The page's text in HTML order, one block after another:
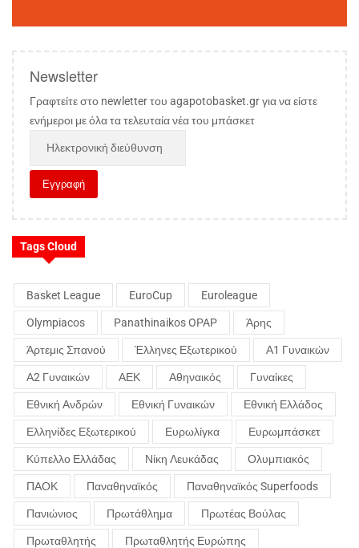
Newsletter
Γραφτείτε στο newletter του agapotobasket.gr για να είστε
ενήμεροι με όλα τα τελευταία νέα του μπάσκετ
Tags Cloud
Basket League EuroCup Euroleague
Olympiacos Panathinaikos OPAP Άρης
Άρτεμις Σπανού Έλληνες Εξωτερικού Α1 Γυναικών
Α2 Γυναικών ΑΕΚ Αθηναικός Γυναίκες
Εθνική Ανδρών Εθνική Γυναικών Εθνική Ελλάδος
Ελληνίδες Εξωτερικού Ευρωλίγκα Ευρωμπάσκετ
Κύπελλο Ελλάδας Νίκη Λευκάδας Ολυμπιακός
ΠΑΟΚ Παναθηναϊκός Παναθηναϊκός Superfoods
Πανιώνιος Πρωτάθλημα Πρωτέας Βούλας
Πρωταθλητής Πρωταθλητής Ευρώπης